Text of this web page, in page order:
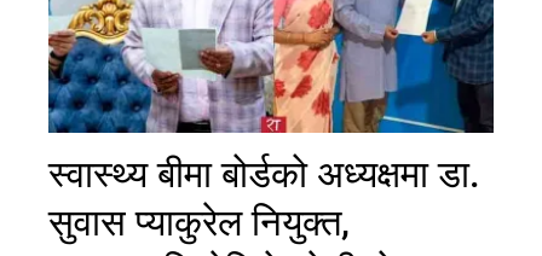
स्वास्थ्य बीमा बोर्डको अध्यक्षमा डा.
सुवास प्याकुरेल नियुक्त,